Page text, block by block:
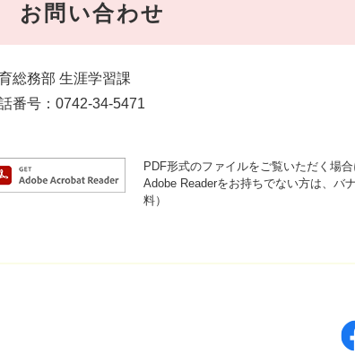
お問い合わせ
総務部 生涯学習課
番号：0742-34-5471
PDF形式のファイルをご覧いただく場
Adobe Readerをお持ちでない方は、バ
料）